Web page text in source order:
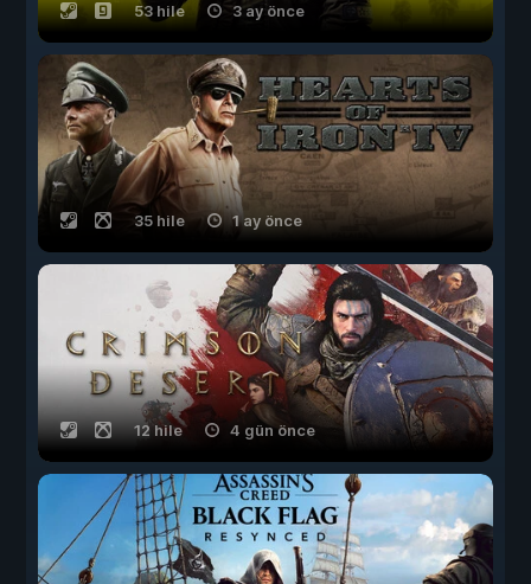
53 hile 3 ay önce
35 hile 1 ay önce
12 hile 4 gün önce